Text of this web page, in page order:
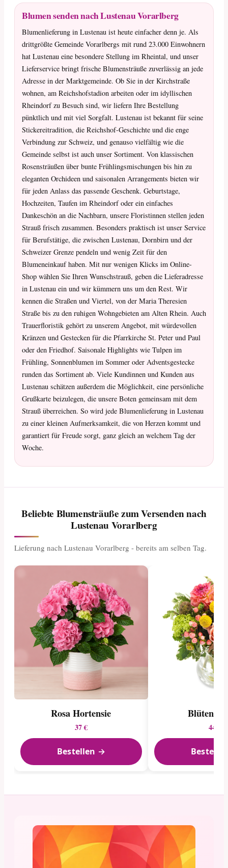
Blumen senden nach Lustenau Vorarlberg
Blumenlieferung in Lustenau ist heute einfacher denn je. Als
drittgrößte Gemeinde Vorarlbergs mit rund 23.000 Einwohnern
hat Lustenau eine besondere Stellung im Rheintal, und unser
Lieferservice bringt frische Blumensträuße zuverlässig an jede
Adresse in der Marktgemeinde. Ob Sie in der Kirchstraße
wohnen, am Reichshofstadion arbeiten oder im idyllischen
Rheindorf zu Besuch sind, wir liefern Ihre Bestellung
pünktlich und mit viel Sorgfalt. Lustenau ist bekannt für seine
Stickereitradition, die Reichshof-Geschichte und die enge
Verbindung zur Schweiz, und genauso vielfältig wie die
Gemeinde selbst ist auch unser Sortiment. Von klassischen
Rosensträußen über bunte Frühlingsmischungen bis hin zu
eleganten Orchideen und saisonalen Arrangements bieten wir
für jeden Anlass das passende Geschenk. Geburtstage,
Hochzeiten, Taufen im Rheindorf oder ein einfaches
Dankeschön an die Nachbarn, unsere Floristinnen stellen jeden
Strauß frisch zusammen. Besonders praktisch ist unser Service
für Berufstätige, die zwischen Lustenau, Dornbirn und der
Schweizer Grenze pendeln und wenig Zeit für den
Blumeneinkauf haben. Mit nur wenigen Klicks im Online-
Shop wählen Sie Ihren Wunschstrauß, geben die Lieferadresse
in Lustenau ein und wir kümmern uns um den Rest. Wir
kennen die Straßen und Viertel, von der Maria Theresien
Straße bis zu den ruhigen Wohngebieten am Alten Rhein. Auch
Trauerfloristik gehört zu unserem Angebot, mit würdevollen
Kränzen und Gestecken für die Pfarrkirche St. Peter und Paul
oder den Friedhof. Saisonale Highlights wie Tulpen im
Frühling, Sonnenblumen im Sommer oder Adventsgestecke
runden das Sortiment ab. Viele Kundinnen und Kunden aus
Lustenau schätzen außerdem die Möglichkeit, eine persönliche
Grußkarte beizulegen, die unsere Boten gemeinsam mit dem
Strauß überreichen. So wird jede Blumenlieferung in Lustenau
zu einer kleinen Aufmerksamkeit, die von Herzen kommt und
garantiert für Freude sorgt, ganz gleich an welchem Tag der
Woche.
Beliebte Blumensträuße zum Versenden nach
Lustenau Vorarlberg
Lieferung nach Lustenau Vorarlberg - bereits am selben Tag.
Rosa Hortensie
37 €
Bestellen →
44 €